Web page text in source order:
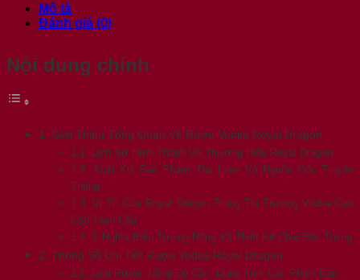
Mô tả
Đánh giá (0)
Nội dung chính
1. Giới Thiệu Tổng Quan Về Rượu Vodka Royal Dragon
1.1. Lịch Sử Hình Thành Và Thương Hiệu Royal Dragon
1.2. Xuất Xứ Sản Phẩm: Đài Loan Và Nguồn Gốc Truyền
Thống
1.3. Vị Trí Của Royal Dragon Trong Thị Trường Vodka Cao
Cấp Toàn Cầu
1.4. Ý Nghĩa Biểu Tượng Rồng Và Thiết Kế Chai Đặc Trưng
2. Thông Số Chi Tiết Rượu Vodka Royal Dragon
2.1. Loại Rượu, Nồng Độ Cồn, Dung Tích Các Phiên Bản